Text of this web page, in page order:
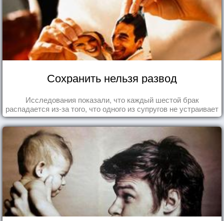
Сохранить нельзя развод
Исследования показали, что каждый шестой брак
распадается из-за того, что одного из супругов не устраивает
та роль, которая выпала ему в семье.